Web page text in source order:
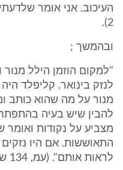
2).
ובהמשך ;
"למקום הוזמן הילל מנור
לנזק בינואר. קליפלד
מנור על מה שהוא כותב
להבין שיש בעיה
מצביע על נקודות ואומר
התאוששות. אם היו
לראות אותם". (עמ, 134 ש' 8-11).